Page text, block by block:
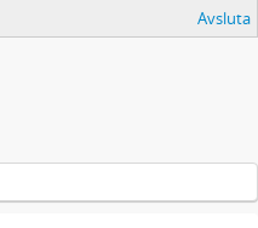
Avsluta